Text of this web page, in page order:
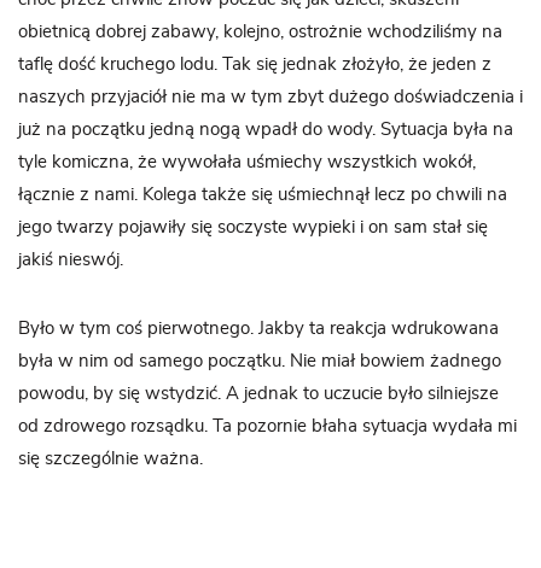
obietnicą dobrej zabawy, kolejno, ostrożnie wchodziliśmy na
taflę dość kruchego lodu. Tak się jednak złożyło, że jeden z
naszych przyjaciół nie ma w tym zbyt dużego doświadczenia i
już na początku jedną nogą wpadł do wody. Sytuacja była na
tyle komiczna, że wywołała uśmiechy wszystkich wokół,
łącznie z nami. Kolega także się uśmiechnął lecz po chwili na
jego twarzy pojawiły się soczyste wypieki i on sam stał się
jakiś nieswój.
Było w tym coś pierwotnego. Jakby ta reakcja wdrukowana
była w nim od samego początku. Nie miał bowiem żadnego
powodu, by się wstydzić. A jednak to uczucie było silniejsze
od zdrowego rozsądku. Ta pozornie błaha sytuacja wydała mi
się szczególnie ważna.